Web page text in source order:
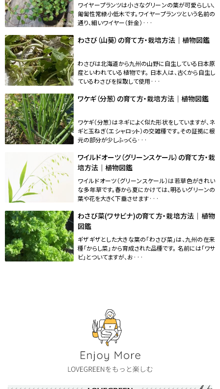
ワイヤープランツは小さなグリーンの葉が可愛らしい、
匍匐性常緑小低木です。ワイヤープランツという名前の
通り、細いワイヤー（針金）···
わさび（山葵）の育て方・栽培方法｜植物図鑑
わさびは北海道から九州の山野に自生している日本原
産といわれている植物です。 日本人は、古くから自生し
ているわさびを採取して使用···
ワケギ（分葱）の育て方・栽培方法｜植物図鑑
ワケギ（分葱）はネギによく似た形状をしていますが、ネ
ギと玉ねぎ（エシャロット）の交雑種です。その証拠に根
元の部分が少しふっくら···
ワイルドオーツ（グリーンスケール）の育て方・栽
培方法｜植物図鑑
ワイルドオーツ（グリーンスケール）は若草色がきれい
な多年草です。春から夏にかけては、明るいグリーンの
葉や花を大きく下垂させます···
わさび菜(ワサビナ)の育て方・栽培方法｜植物
図鑑
ギザギザとした大きな葉の「わさび菜」は、九州の在来
種「からし菜」から育成された品種です。 名前には「ワサ
ビ」とついてますが、お···